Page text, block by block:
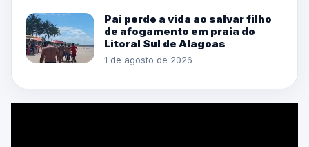
Pai perde a vida ao salvar filho
de afogamento em praia do
Litoral Sul de Alagoas
1 de agosto de 2026